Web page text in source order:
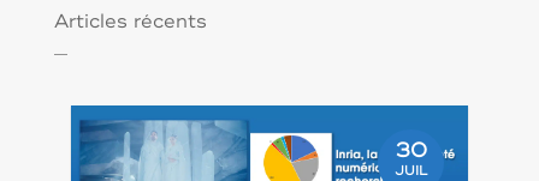
Articles récents
30
JUIL